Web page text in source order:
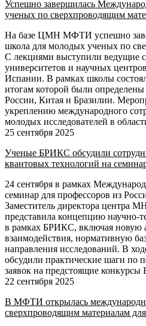
Успешно завершилась
ученых по сверхпроводящим
На базе ЦМН МФТИ успешно
школа для молодых ученых по
С лекциями выступили ведущие
университетов и научных
Испании. В рамках школы
итогам которой были
России, Китая и Бразилии.
укреплению международного
молодых исследователей в
25 сентября 2025
Ученые БРИКС обсудили
квантовых технологий на
24 сентября в рамках
семинар для профессоров из
Заместитель директора центра
представила концепцию научно-
в рамках БРИКС, включая новую
взаимодействия, нормативную
направления исследований. В
обсудили практические шаги по
заявок на предстоящие
22 сентября 2025
В МФТИ открылась
сверхпроводящим материалам